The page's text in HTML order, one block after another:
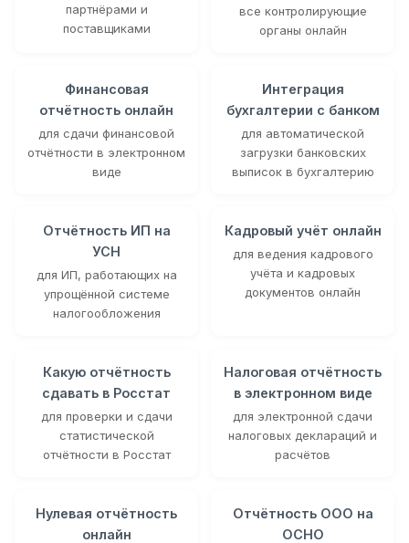
партнёрами и
поставщиками
все контролирующие
органы онлайн
Финансовая
отчётность онлайн
для сдачи финансовой
отчётности в электронном
виде
Интеграция
бухгалтерии с банком
для автоматической
загрузки банковских
выписок в бухгалтерию
Отчётность ИП на
УСН
для ИП, работающих на
упрощённой системе
налогообложения
Кадровый учёт онлайн
для ведения кадрового
учёта и кадровых
документов онлайн
Какую отчётность
сдавать в Росстат
для проверки и сдачи
статистической
отчётности в Росстат
Налоговая отчётность
в электронном виде
для электронной сдачи
налоговых деклараций и
расчётов
Нулевая отчётность
онлайн
Отчётность ООО на
ОСНО